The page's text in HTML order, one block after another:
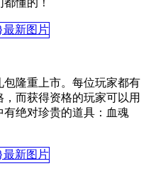
隆重上市。每位玩家都有
而获得资格的玩家可以用
绝对珍贵的道具：血魂